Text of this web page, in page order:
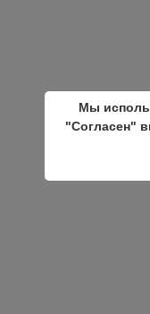
Мы
"Согласен"